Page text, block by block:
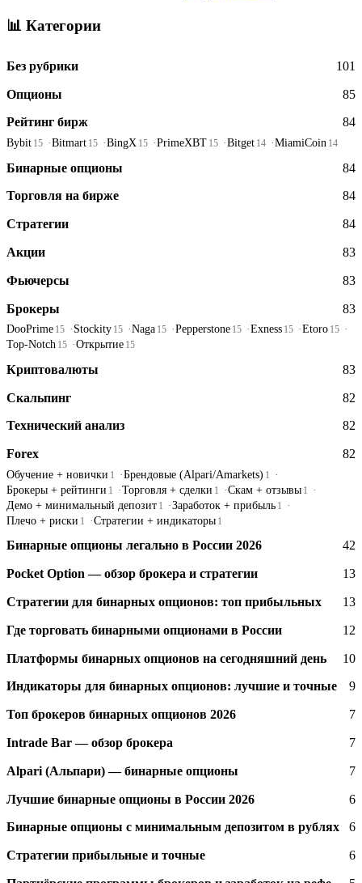
📊 Категории
Без рубрики 101
Опционы 85
Рейтинг бирж 84
Bybit 15 Bitmart 15 BingX 15 PrimeXBT 15 Bitget 14 MiamiCoin 14
Бинарные опционы 84
Торговля на бирже 84
Стратегии 84
Акции 83
Фьючерсы 83
Брокеры 83
DooPrime 15 Stockity 15 Naga 15 Pepperstone 15 Exness 15 Etoro 15
Top-Notch 15 Открытие 15
Криптовалюты 83
Скальпинг 82
Технический анализ 82
Forex 82
Обучение + новички 1 Брендовые (Alpari/Amarkets) 1
Брокеры + рейтинги 1 Торговля + сделки 1 Скам + отзывы 1
Демо + минимальный депозит 1 Заработок + прибыль 1
Плечо + риски 1 Стратегии + индикаторы 1
Бинарные опционы легально в России 2026 42
Pocket Option — обзор брокера и стратегии 13
Стратегии для бинарных опционов: топ прибыльных 13
Где торговать бинарными опционами в России 12
Платформы бинарных опционов на сегодняшний день 10
Индикаторы для бинарных опционов: лучшие и точные 9
Топ брокеров бинарных опционов 2026 7
Intrade Bar — обзор брокера 7
Alpari (Альпари) — бинарные опционы 7
Лучшие бинарные опционы в России 2026 6
Бинарные опционы с минимальным депозитом в рублях 6
Стратегии прибыльные и точные 6